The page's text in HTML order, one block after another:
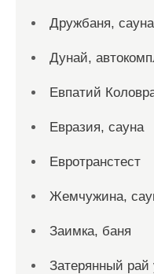
Дружбаня, сауна
Дунай,
Евпатий
Евразия, сауна
Евротранстест
Жемчужина,
Заимка, баня
Затерянный